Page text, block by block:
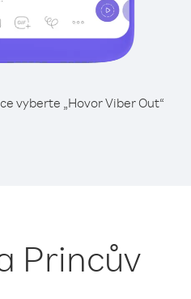
vyberte „Hovor Viber Out“
Princův